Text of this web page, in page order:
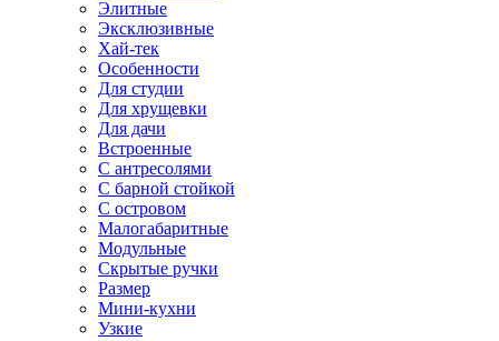
Элитные
Эксклюзивные
Хай-тек
Особенности
Для студии
Для хрущевки
Для дачи
Встроенные
С антресолями
С барной стойкой
С островом
Малогабаритные
Модульные
Скрытые ручки
Размер
Мини-кухни
Узкие